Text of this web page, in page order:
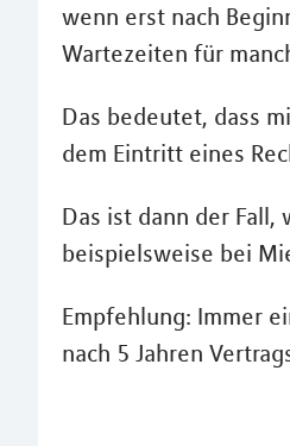
wenn erst nach
Wartezeiten für
Das bedeutet, dass
dem Eintritt eines
Das ist dann der
beispielsweise bei
Empfehlung: Immer
nach 5 Jahren